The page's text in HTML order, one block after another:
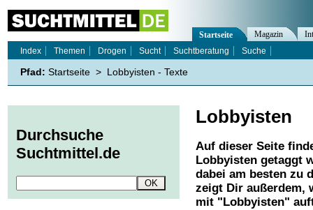
Lobbyisten
Auf dieser Seite
Lobbyisten getaggt
dabei am besten zu
zeigt Dir außerdem,
mit " Lobbyisten"
Startseite Magazin
Index
Themen Drogen Sucht Suchtberatung Suche
Pfad: Startseite > Lobbyisten - Texte
Durchsuche
Suchtmittel.de